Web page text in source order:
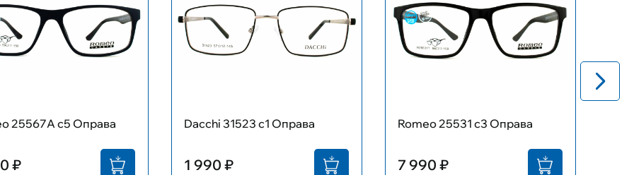
25567А с5 Оправа
₽
Dacchi 31523 с1 Оправа
1 990 ₽
Romeo 25531 с3 Оправа
7 990 ₽